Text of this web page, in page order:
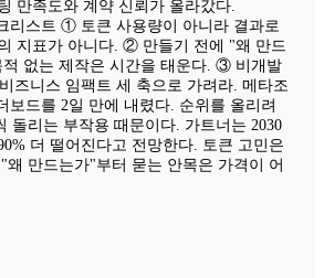
만족도와 계약 신뢰가 올라갔다.
리스트 ① 토큰 사용량이 아니라 결과로
지표가 아니다. ② 만들기 전에 "왜 만드
없는 제작은 시간을 태운다. ③ 비개발
즈니스 임팩트 세 축으로 가려라. 메타조
보드를 2일 만에 내렸다. 순위를 올리려
돌리는 부작용 때문이다. 가트너는 2030
더 떨어진다고 전망한다. 토큰 고민은
왜 만드는가"부터 묻는 안목은 가격이 어